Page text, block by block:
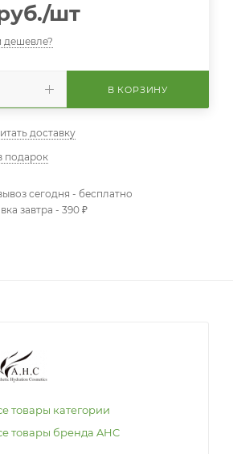
/шт
В КОРЗИНУ
доставку
подарок
сегодня - бесплатно
завтра - 390 ₽
товары категории
товары бренда AHC